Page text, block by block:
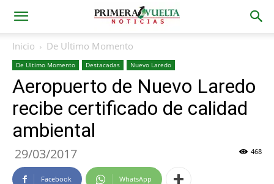
Inicio De Ultimo Momento
De Ultimo Momento Destacadas Nuevo Laredo
Aeropuerto de Nuevo Laredo
recibe certificado de calidad
ambiental
29/03/2017 468
Facebook WhatsApp